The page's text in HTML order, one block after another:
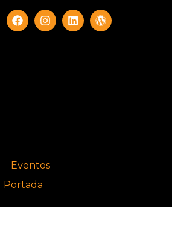
Dólar: $913,86 Euro:
Eventos
Portada